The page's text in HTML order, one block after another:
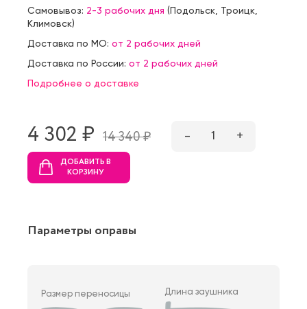
Самовывоз: 2-3 рабочих дня (Подольск Троицк
Климовск)
Доставка по МО: от 2 рабочих дней
Доставка по России: от 2 рабочих дней
Подробнее о доставке
4 302 ₷ 14 340 ₷ – 1 +
ДОБАВИТЬ В
КОРЗИНУ
Параметры оправы
Размер переносицы Длина заушника